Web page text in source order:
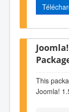
This
Joomla!